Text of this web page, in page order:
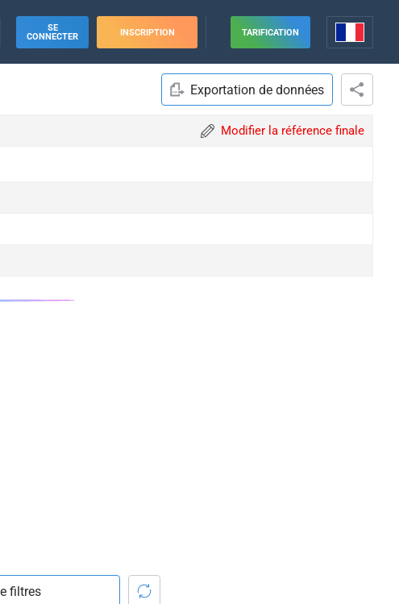
SE
CONNECTER
INSCRIPTION TARIFICATION
Exportation de données
Modifier la référence finale